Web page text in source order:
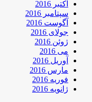
اکتبر 2016
سپتامبر 2016
آگوست 2016
جولای 2016
ژوئن 2016
می 2016
آوریل 2016
مارس 2016
فوریه 2016
ژانویه 2016